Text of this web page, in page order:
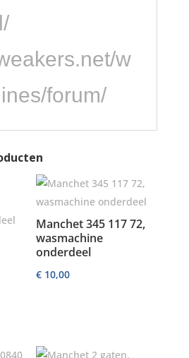
w
forum/
Manchet 345 117 72,
wasmachine
onderdeel
€ 10,00